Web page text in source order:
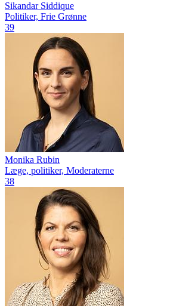
Sikandar Siddique
Politiker, Frie Grønne
39
Monika Rubin
Læge, politiker, Moderaterne
38